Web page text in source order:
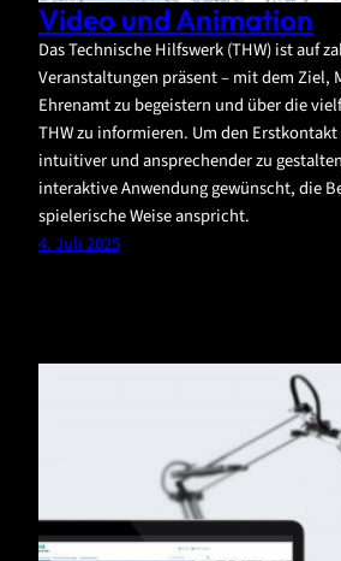
Video und Animation
Das Technische Hilfswerk (THW) ist auf
Veranstaltungen präsent – mit dem Ziel,
Ehrenamt zu begeistern und über die
THW zu informieren. Um den Erstkontakt
intuitiver und ansprechender zu
interaktive Anwendung gewünscht, die
spielerische Weise anspricht.
4. Juli 2025